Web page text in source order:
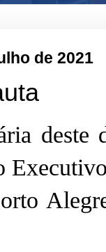
de 2021